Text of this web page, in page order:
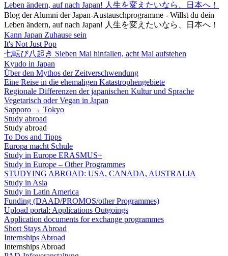
Leben ändern, auf nach Japan! 人生を変えたいなら、日本へ！
Blog der Alumni der Japan-Austauschprogramme - Willst du dein
Leben ändern, auf nach Japan! 人生を変えたいなら、日本へ！
Kann Japan Zuhause sein
It's Not Just Pop
七転び八起き Sieben Mal hinfallen, acht Mal aufstehen
Kyudo in Japan
Über den Mythos der Zeitverschwendung
Eine Reise in die ehemaligen Katastrophengebiete
Regionale Differenzen der japanischen Kultur und Sprache
Vegetarisch oder Vegan in Japan
Sapporo → Tokyo
Study abroad
Study abroad
To Dos and Tipps
Europa macht Schule
Study in Europe ERASMUS+
Study in Europe – Other Programmes
STUDYING ABROAD: USA, CANADA, AUSTRALIA
Study in Asia
Study in Latin America
Funding (DAAD/PROMOS/other Programmes)
Upload portal: Applications Outgoings
Application documents for exchange programmes
Short Stays Abroad
Internships Abroad
Internships Abroad